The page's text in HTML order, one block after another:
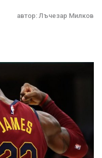
автор: Лъчезар Милков